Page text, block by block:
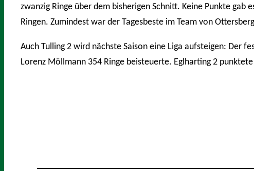
zwanzig Ringe über dem bisherigen Schnitt. Keine Punkte
Ringen. Zumindest war der Tagesbeste im Team von
Auch Tulling 2 wird nächste Saison eine Liga aufsteigen: Der
Lorenz Möllmann 354 Ringe beisteuerte. Eglharting 2